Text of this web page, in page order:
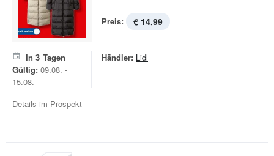
Preis: € 14,99
In 3 Tagen
Gültig: 09.08. -
15.08.
Händler: Lidl
Details im Prospekt